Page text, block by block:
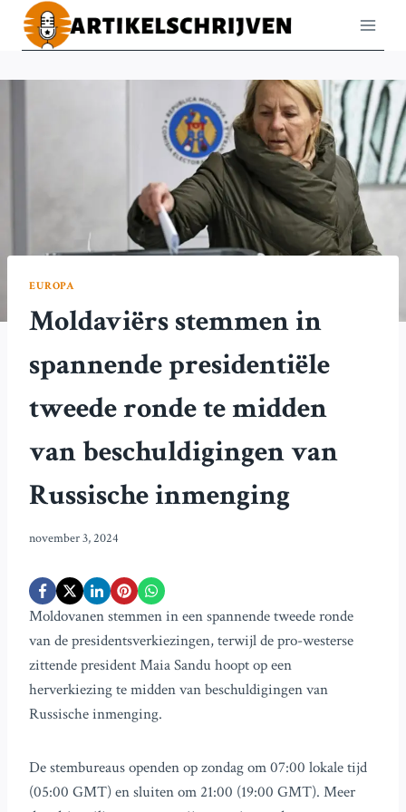
Doorgaan
naar
EUROPA
Moldaviërs stemmen in
spannende presidentiële
tweede ronde te midden
van beschuldigingen van
Russische inmenging
november 3, 2024
Moldovanen stemmen in een spannende tweede ronde
van de presidentsverkiezingen, terwijl de pro-westerse
zittende president Maia Sandu hoopt op een
herverkiezing te midden van beschuldigingen van
Russische inmenging.
De stembureaus openden op zondag om 07:00 lokale tijd
(05:00 GMT) en sluiten om 21:00 (19:00 GMT). Meer